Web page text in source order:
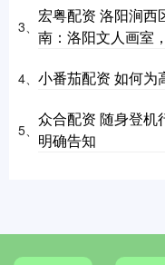
3、
宏粤配资 洛阳涧西
南：洛阳文人画室
4、 小番茄配资 如何为
5、
众合配资 随身登机
明确告知